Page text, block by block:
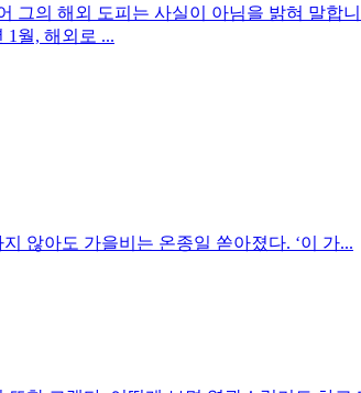
의 해외 도피는 사실이 아님을 밝혀 말합
1월, 해외로 ...
않아도 가을비는 온종일 쏟아졌다. ‘이 가...